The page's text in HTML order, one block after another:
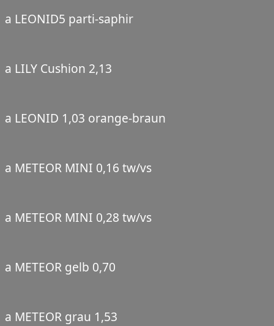
a LEONID5 parti-saphir
a LILY Cushion 2,13
a LEONID 1,03 orange-braun
a METEOR MINI 0,16 tw/vs
a METEOR MINI 0,28 tw/vs
a METEOR gelb 0,70
a METEOR grau 1,53